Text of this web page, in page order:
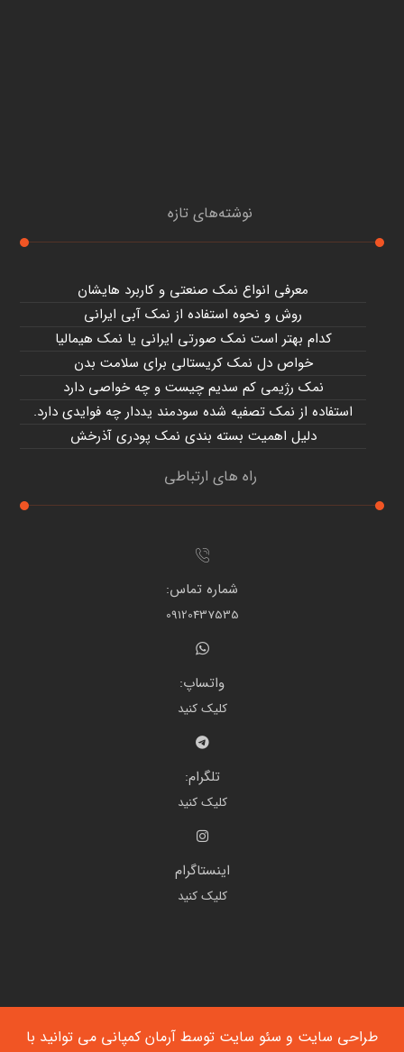
نوشته‌های تازه
معرفی انواع نمک صنعتی و کاربرد هایشان
روش و نحوه استفاده از نمک آبی ایرانی
کدام بهتر است نمک صورتی ایرانی یا نمک هیمالیا
خواص دل نمک کریستالی برای سلامت بدن
نمک رژیمی کم سدیم چیست و چه خواصی دارد
استفاده از نمک تصفیه شده سودمند یددار چه فوایدی دارد.
دلیل اهمیت بسته بندی نمک پودری آذرخش
راه های ارتباطی
شماره تماس:
09120437535
واتساپ:
کلیک کنید
تلگرام:
کلیک کنید
اینستاگرام
کلیک کنید
طراحی سایت و سئو سایت توسط آرمان کمپانی می توانید با